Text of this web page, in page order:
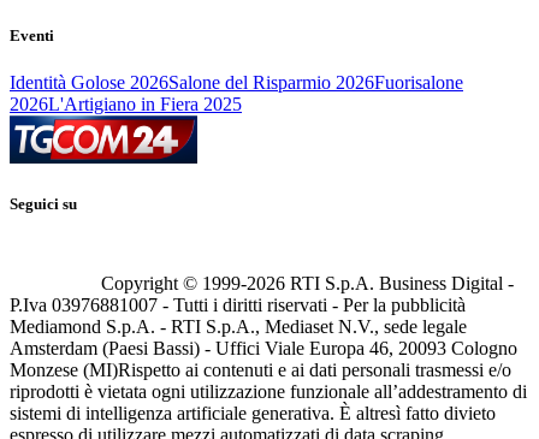
Eventi
Identità Golose 2026Salone del Risparmio 2026Fuorisalone
2026L'Artigiano in Fiera 2025
Seguici su
Copyright © 1999-2026 RTI S.p.A. Business Digital -
P.Iva 03976881007 - Tutti i diritti riservati - Per la pubblicità
Mediamond S.p.A. - RTI S.p.A., Mediaset N.V., sede legale
Amsterdam (Paesi Bassi) - Uffici Viale Europa 46, 20093 Cologno
Monzese (MI)Rispetto ai contenuti e ai dati personali trasmessi e/o
riprodotti è vietata ogni utilizzazione funzionale all’addestramento di
sistemi di intelligenza artificiale generativa. È altresì fatto divieto